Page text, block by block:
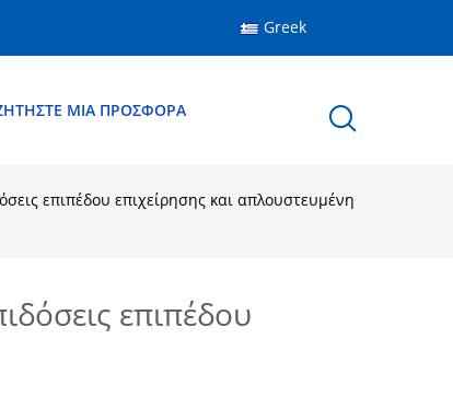
Greek
ΜΙΑ ΠΡΟΣΦΟΡΆ
επιπέδου επιχείρησης και απλουστευμένη
επιπέδου